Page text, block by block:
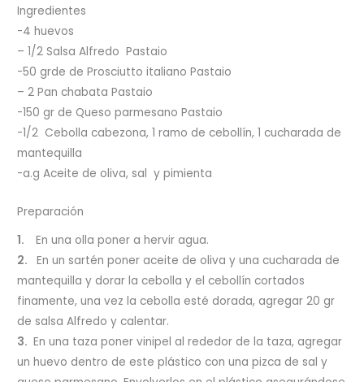
Ingredientes
-4 huevos
– 1/2 Salsa Alfredo Pastaio
-50 grde de Prosciutto italiano Pastaio
– 2 Pan chabata Pastaio
-150 gr de Queso parmesano Pastaio
-1/2 Cebolla cabezona, 1 ramo de cebollín, 1 cucharada de
mantequilla
-a.g Aceite de oliva, sal y pimienta
Preparación
1.
En una olla poner a hervir agua.
2.
En un sartén poner aceite de oliva y una cucharada de
mantequilla y dorar la cebolla y el cebollín cortados
finamente, una vez la cebolla esté dorada, agregar 20 gr
de salsa Alfredo y calentar.
3. En una taza poner vinipel al rededor de la taza, agregar
un huevo dentro de este plástico con una pizca de sal y